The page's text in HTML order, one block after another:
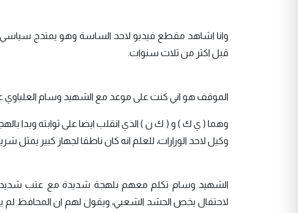
وانا اشاهد مقطع فيديو لاحد الساسة وهو يمتدح سياسي
قبل اكثر من ثلاث سنوات.
الموقف هو اني كنت على موعد مع الشهيد وسام
وهما ( ي ك ) و ( ك ن ) الذي انقلب ايضا على ثوابته وبدا
وكيل لاحد الوزارات، للعلم انه كان ناطقا لجهاز كبير يمثل
الشهيد وسام تكلم معهم بلهجة شديدة مع عتب
لاحتفال يخص الحشد الشعبي، ويقول لهم ان المحافظ